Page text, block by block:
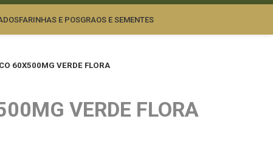
FARINHAS E POSGRAOS E SEMENTES
60X500MG VERDE FLORA
VERDE FLORA